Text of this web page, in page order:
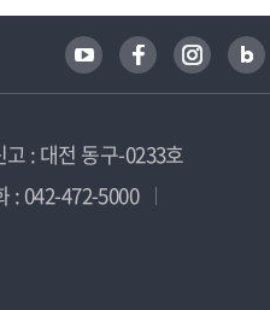
: 대전 동구-0233호
: 042-472-5000